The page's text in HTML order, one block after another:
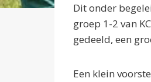
Dit onder
groep 1-2 van
gedeeld, een
Een klein